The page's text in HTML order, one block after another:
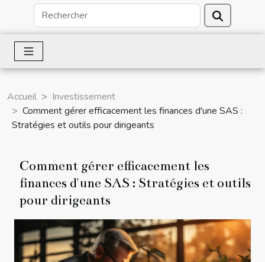
Accueil
Investissement
Comment gérer efficacement les finances d'une SAS :
Stratégies et outils pour dirigeants
Comment gérer efficacement les
finances d'une SAS : Stratégies et outils
pour dirigeants